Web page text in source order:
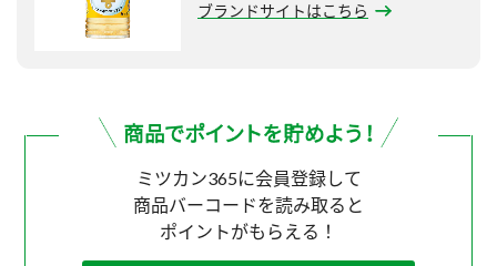
ブランドサイトはこちら
ミツカン365に会員登録して
商品バーコードを読み取ると
ポイントがもらえる！